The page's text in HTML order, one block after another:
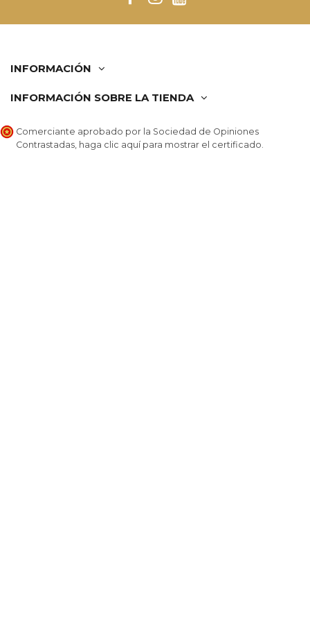
INFORMACIÓN
INFORMACIÓN SOBRE LA TIENDA
Comerciante aprobado por la Sociedad de Opiniones
Contrastadas, haga clic aquí para mostrar el certificado